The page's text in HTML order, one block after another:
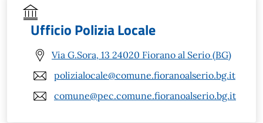
Ufficio Polizia Locale
Via G.Sora, 13 24020 Fiorano al Serio (BG)
polizialocale@comune.fioranoalserio.bg.it
comune@pec.comune.fioranoalserio.bg.it